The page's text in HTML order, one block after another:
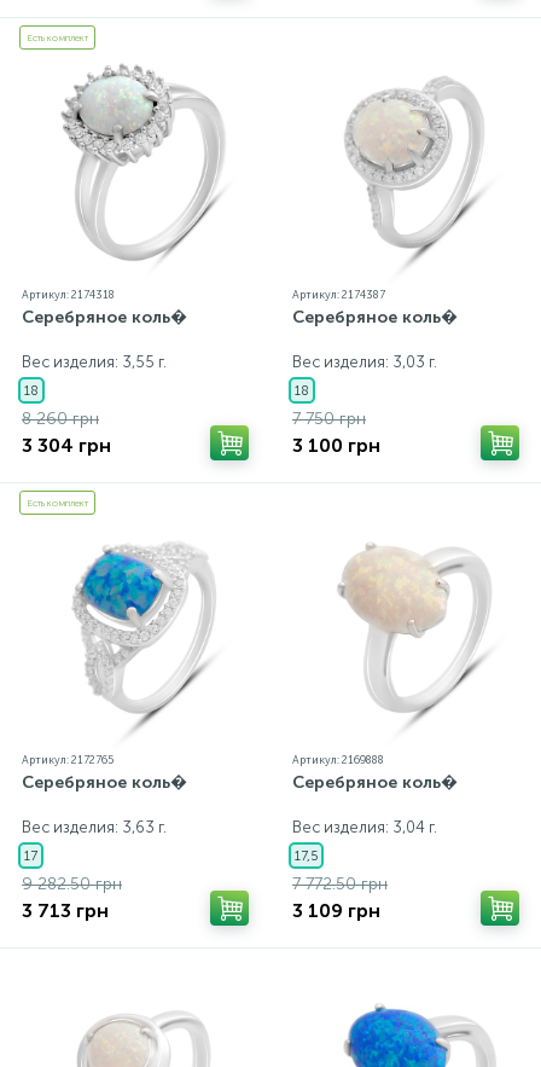
Есть комплект
Артикул: 2174318
Серебряное коль�
Вес изделия: 3,55 г.
18
8 260 грн
3 304 грн
Артикул: 2174387
Серебряное коль�
Вес изделия: 3,03 г.
18
7 750 грн
3 100 грн
Есть комплект
Артикул: 2172765
Серебряное коль�
Вес изделия: 3,63 г.
17
9 282.50 грн
3 713 грн
Артикул: 2169888
Серебряное коль�
Вес изделия: 3,04 г.
17,5
7 772.50 грн
3 109 грн